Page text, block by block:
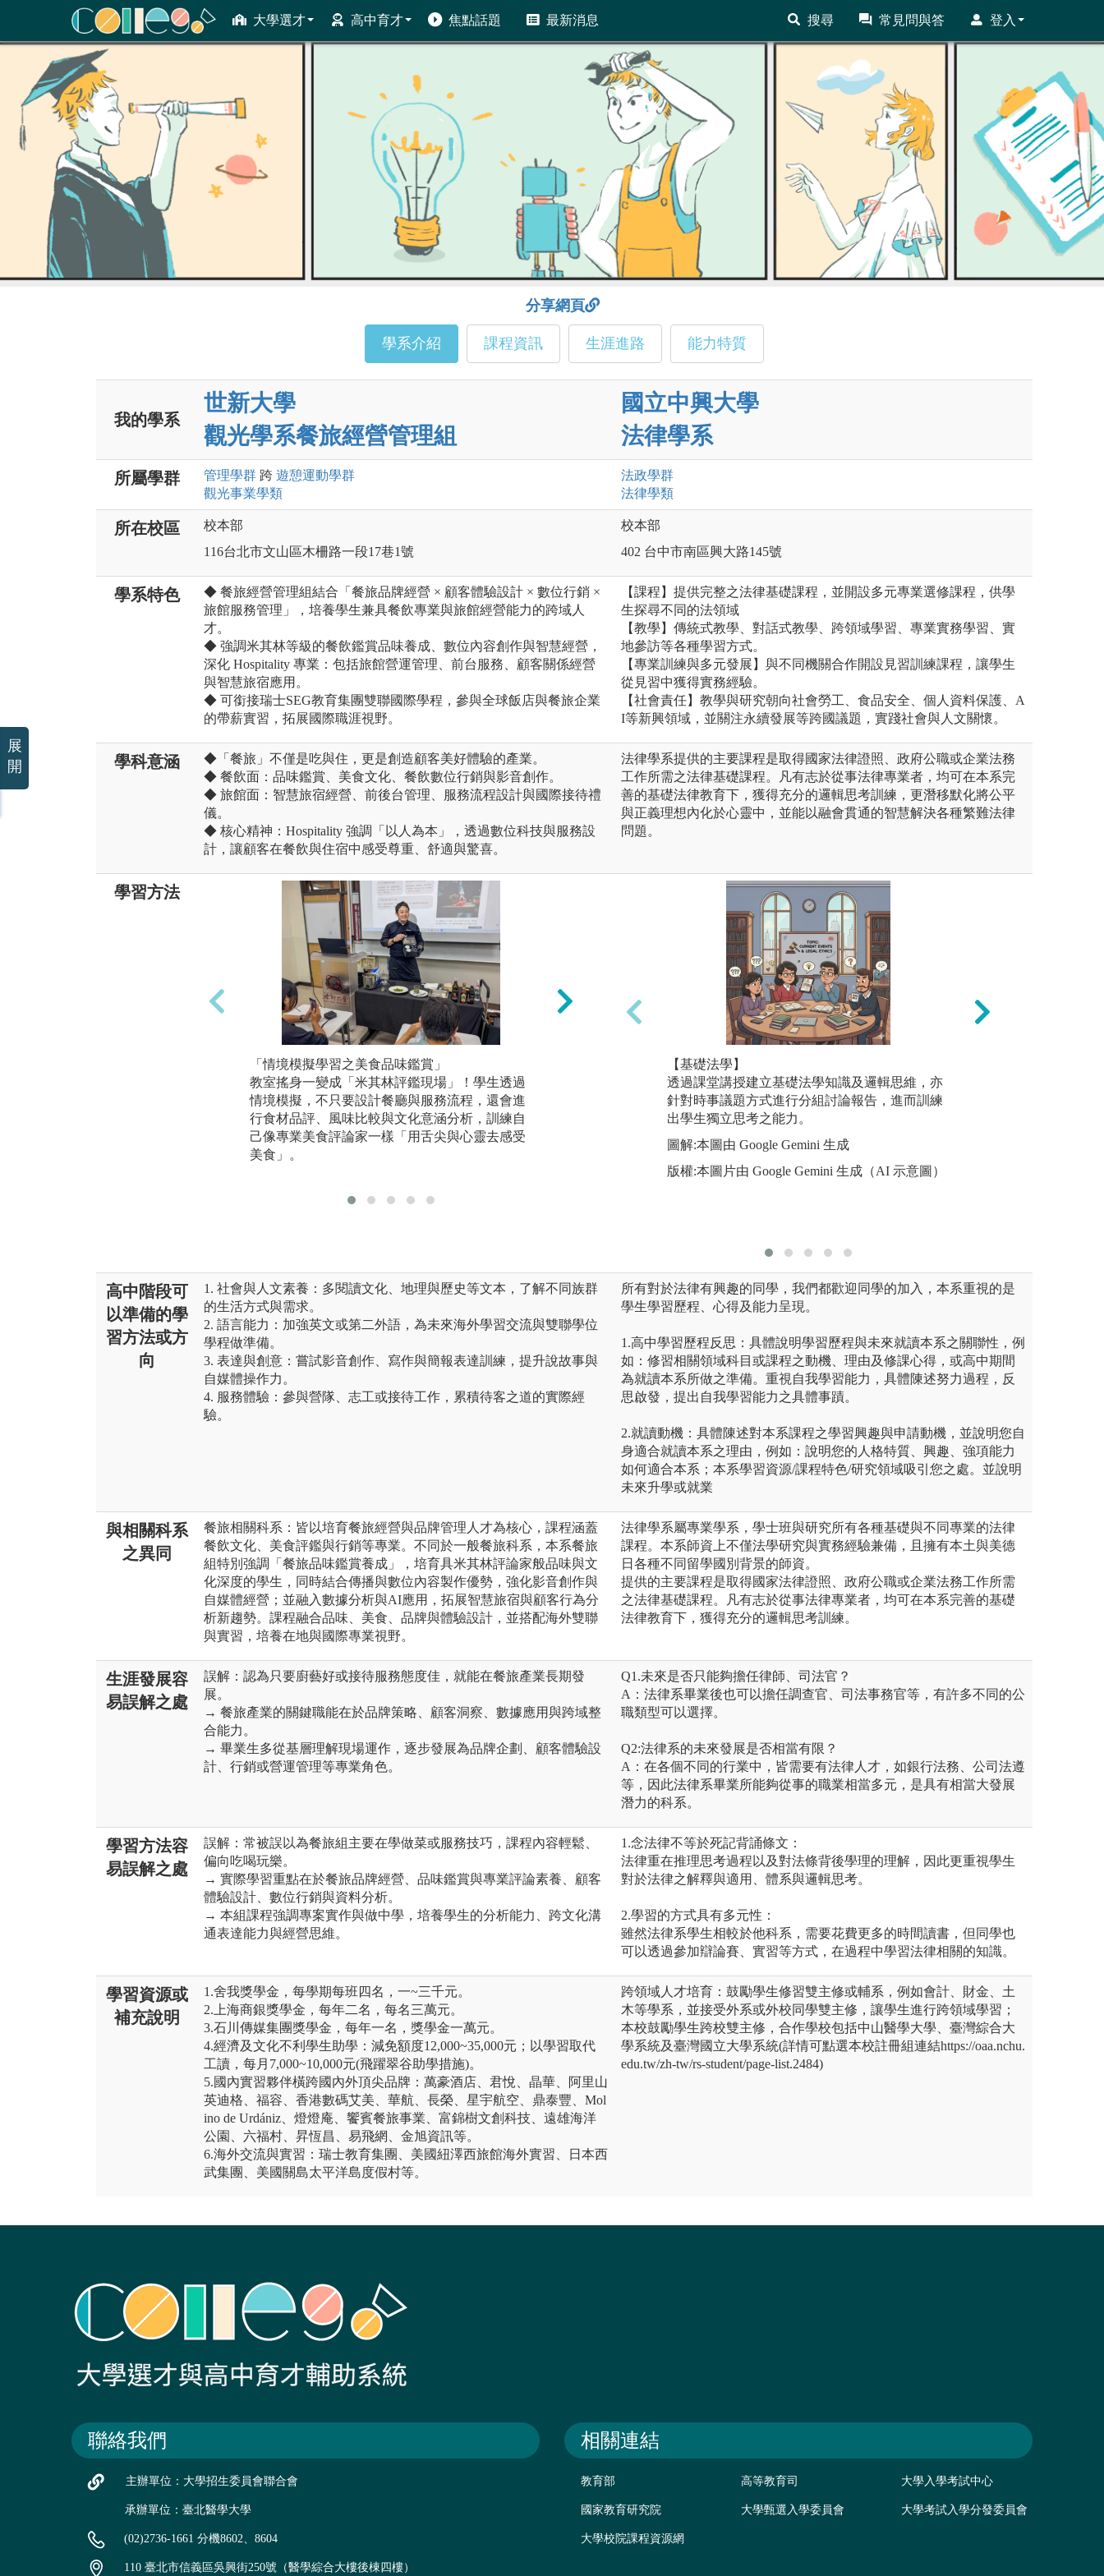
大學選才 高中育才 焦點話題 最新消息 搜尋 常見問與答 登入
ColleGo! 大學選才與高中育才輔助系統
分享網頁
學系介紹 課程資訊 生涯進路 能力特質
我的學系
世新大學
觀光學系餐旅經營管理組
國立中興大學
法律學系
所屬學群 管理學群 跨 遊憩運動學群
觀光事業學類
法政學群
法律學類
所在校區
校本部
116台北市文山區木柵路一段17巷1號
校本部
402 台中市南區興大路145號
學系特色
◆ 餐旅經營管理組結合「餐旅品牌經營 × 顧客體驗設計 × 數位行銷 ×
旅館服務管理」，培養學生兼具餐飲專業與旅館經營能力的跨域人
才。
◆ 強調米其林等級的餐飲鑑賞品味養成、數位內容創作與智慧經營，
深化 Hospitality 專業：包括旅館營運管理、前台服務、顧客關係經營
與智慧旅宿應用。
◆ 可銜接瑞士SEG教育集團雙聯國際學程，參與全球飯店與餐旅企業
的帶薪實習，拓展國際職涯視野。
【課程】提供完整之法律基礎課程，並開設多元專業選修課程，供學
生探尋不同的法領域
【教學】傳統式教學、對話式教學、跨領域學習、專業實務學習、實
地參訪等各種學習方式。
【專業訓練與多元發展】與不同機關合作開設見習訓練課程，讓學生
從見習中獲得實務經驗。
【社會責任】教學與研究朝向社會勞工、食品安全、個人資料保護、A
I等新興領域，並關注永續發展等跨國議題，實踐社會與人文關懷。
學科意涵
◆「餐旅」不僅是吃與住，更是創造顧客美好體驗的產業。
◆ 餐飲面：品味鑑賞、美食文化、餐飲數位行銷與影音創作。
◆ 旅館面：智慧旅宿經營、前後台管理、服務流程設計與國際接待禮
儀。
◆ 核心精神：Hospitality 強調「以人為本」，透過數位科技與服務設
計，讓顧客在餐飲與住宿中感受尊重、舒適與驚喜。
法律學系提供的主要課程是取得國家法律證照、政府公職或企業法務
工作所需之法律基礎課程。凡有志於從事法律專業者，均可在本系完
善的基礎法律教育下，獲得充分的邏輯思考訓練，更潛移默化將公平
與正義理想內化於心靈中，並能以融會貫通的智慧解決各種繁難法律
問題。
學習方法
「情境模擬學習之美食品味鑑賞」
教室搖身一變成「米其林評鑑現場」！學生透過
情境模擬，不只要設計餐廳與服務流程，還會進
行食材品評、風味比較與文化意涵分析，訓練自
己像專業美食評論家一樣「用舌尖與心靈去感受
美食」。
「餐旅品牌鑑賞與經營」
米其林等級品味觀點養成後，進一步學習策劃主
題餐飲或品牌活動，從企劃、內容產製、宣傳到
現場營運，過程中就像經營「自己的小型餐廳或
品牌」。
【基礎法學】
透過課堂講授建立基礎法學知識及邏輯思維，亦
針對時事議題方式進行分組討論報告，進而訓練
出學生獨立思考之能力。
圖解:本圖由 Google Gemini 生成
版權:本圖片由 Google Gemini 生成（AI 示意圖）
高中階段可
以準備的學
習方法或方
向
1. 社會與人文素養：多閱讀文化、地理與歷史等文本，了解不同族群
的生活方式與需求。
2. 語言能力：加強英文或第二外語，為未來海外學習交流與雙聯學位
學程做準備。
3. 表達與創意：嘗試影音創作、寫作與簡報表達訓練，提升說故事與
自媒體操作力。
4. 服務體驗：參與營隊、志工或接待工作，累積待客之道的實際經
驗。
所有對於法律有興趣的同學，我們都歡迎同學的加入，本系重視的是
學生學習歷程、心得及能力呈現。
1.高中學習歷程反思：具體說明學習歷程與未來就讀本系之關聯性，例
如：修習相關領域科目或課程之動機、理由及修課心得，或高中期間
為就讀本系所做之準備。重視自我學習能力，具體陳述努力過程，反
思啟發，提出自我學習能力之具體事蹟。
2.就讀動機：具體陳述對本系課程之學習興趣與申請動機，並說明您自
身適合就讀本系之理由，例如：說明您的人格特質、興趣、強項能力
如何適合本系；本系學習資源/課程特色/研究領域吸引您之處。並說明
未來升學或就業
與相關科系
之異同
餐旅相關科系：皆以培育餐旅經營與品牌管理人才為核心，課程涵蓋
餐飲文化、美食評鑑與行銷等專業。不同於一般餐旅科系，本系餐旅
組特別強調「餐旅品味鑑賞養成」，培育具米其林評論家般品味與文
化深度的學生，同時結合傳播與數位內容製作優勢，強化影音創作與
自媒體經營；並融入數據分析與AI應用，拓展智慧旅宿與顧客行為分
析新趨勢。課程融合品味、美食、品牌與體驗設計，並搭配海外雙聯
與實習，培養在地與國際專業視野。
法律學系屬專業學系，學士班與研究所有各種基礎與不同專業的法律
課程。本系師資上不僅法學研究與實務經驗兼備，且擁有本土與美德
日各種不同留學國別背景的師資。
提供的主要課程是取得國家法律證照、政府公職或企業法務工作所需
之法律基礎課程。凡有志於從事法律專業者，均可在本系完善的基礎
法律教育下，獲得充分的邏輯思考訓練。
生涯發展容
易誤解之處
誤解：認為只要廚藝好或接待服務態度佳，就能在餐旅產業長期發
展。
→ 餐旅產業的關鍵職能在於品牌策略、顧客洞察、數據應用與跨域整
合能力。
→ 畢業生多從基層理解現場運作，逐步發展為品牌企劃、顧客體驗設
計、行銷或營運管理等專業角色。
Q1.未來是否只能夠擔任律師、司法官？
A：法律系畢業後也可以擔任調查官、司法事務官等，有許多不同的公
職類型可以選擇。
Q2:法律系的未來發展是否相當有限？
A：在各個不同的行業中，皆需要有法律人才，如銀行法務、公司法遵
等，因此法律系畢業所能夠從事的職業相當多元，是具有相當大發展
潛力的科系。
學習方法容
易誤解之處
誤解：常被誤以為餐旅組主要在學做菜或服務技巧，課程內容輕鬆、
偏向吃喝玩樂。
→ 實際學習重點在於餐旅品牌經營、品味鑑賞與專業評論素養、顧客
體驗設計、數位行銷與資料分析。
→ 本組課程強調專案實作與做中學，培養學生的分析能力、跨文化溝
通表達能力與經營思維。
1.念法律不等於死記背誦條文：
法律重在推理思考過程以及對法條背後學理的理解，因此更重視學生
對於法律之解釋與適用、體系與邏輯思考。
2.學習的方式具有多元性：
雖然法律系學生相較於他科系，需要花費更多的時間讀書，但同學也
可以透過參加辯論賽、實習等方式，在過程中學習法律相關的知識。
學習資源或
補充說明
1.舍我獎學金，每學期每班四名，一~三千元。
2.上海商銀獎學金，每年二名，每名三萬元。
3.石川傳媒集團獎學金，每年一名，獎學金一萬元。
4.經濟及文化不利學生助學：減免額度12,000~35,000元；以學習取代
工讀，每月7,000~10,000元(飛躍翠谷助學措施)。
5.國內實習夥伴橫跨國內外頂尖品牌：萬豪酒店、君悅、晶華、阿里山
英迪格、福容、香港數碼艾美、華航、長榮、星宇航空、鼎泰豐、Mol
ino de Urdániz、燈燈庵、饗賓餐旅事業、富錦樹文創科技、遠雄海洋
公園、六福村、昇恆昌、易飛網、金旭資訊等。
6.海外交流與實習：瑞士教育集團、美國紐澤西旅館海外實習、日本西
武集團、美國關島太平洋島度假村等。
跨領域人才培育：鼓勵學生修習雙主修或輔系，例如會計、財金、土
木等學系，並接受外系或外校同學雙主修，讓學生進行跨領域學習；
本校鼓勵學生跨校雙主修，合作學校包括中山醫學大學、臺灣綜合大
學系統及臺灣國立大學系統(詳情可點選本校註冊組連結https://oaa.nchu.
edu.tw/zh-tw/rs-student/page-list.2484)
聯絡我們
主辦單位：大學招生委員會聯合會
承辦單位：臺北醫學大學
(02)2736-1661 分機8602、8604
110 臺北市信義區吳興街250號（醫學綜合大樓後棟四樓）
相關連結
教育部 高等教育司 大學入學考試中心
國家教育研究院 大學甄選入學委員會 大學考試入學分發委員會
大學校院課程資源網
展
開